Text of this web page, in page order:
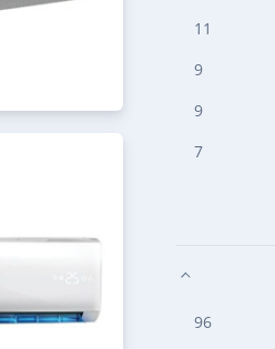
11
9
9
7
96